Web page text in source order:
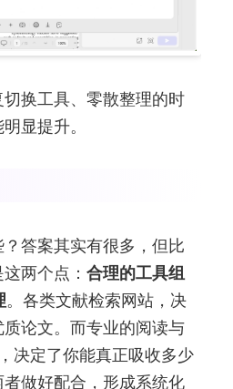
换工具、零散整理的时
显提升。
答案其实有很多，但比
两个点：合理的工具组
。各类文献检索网站，决
论文。而专业的阅读与
定了你能真正吸收多少
做好配合，形成系统化